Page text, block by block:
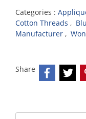
Categories :
Cotton Threads ,
Manufacturer ,
Share